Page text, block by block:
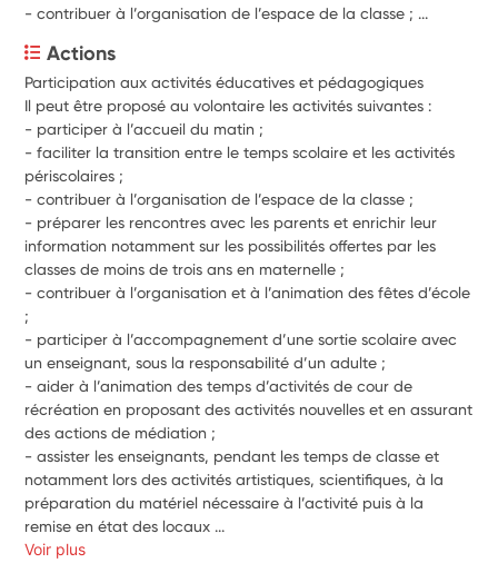
-contribuer à l’organisation de l’espace de la classe ; ...
Actions
-
- faciliter la transition entre le temps scolaire et les activités
-
- préparer les rencontres avec les parents et enrichir leur
information notamment sur les possibilités offertes par les
- contribuer à l’organisation et à l’animation des fêtes d’école
- participer à l’accompagnement d’une sortie scolaire avec
- aider à l’animation des temps d’activités de cour de
récréation en proposant des activités nouvelles et en assurant
- assister les enseignants, pendant les temps de classe et
notamment lors des activités artistiques, scientifiques, à la
préparation du matériel nécessaire à l’activité puis à la
remise en état des locaux ...
Voir plus